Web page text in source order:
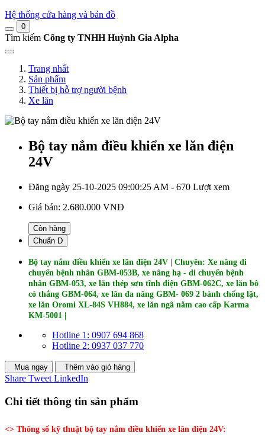
Hệ thống cửa hàng và bản đồ
0
Tìm kiếm Công ty TNHH Huỳnh Gia Alpha
Trang nhất
Sản phẩm
Thiết bị hỗ trợ người bệnh
Xe lăn
Bộ tay nắm điều khiển xe lăn điện
24V
Đăng ngày 25-10-2025 09:00:25 AM - 670 Lượt xem
Giá bán: 2.680.000 VNĐ
Còn hàng
Chuẩn D
Bộ tay nắm điều khiển xe lăn điện 24V | Chuyên: Xe nâng di
chuyển bệnh nhân GBM-053B, xe nâng hạ - di chuyển bệnh
nhân GBM-053, xe lăn thép sơn tĩnh điện GBM-062C, xe lăn bô
có thắng GBM-064, xe lăn đa năng GBM- 069 2 bánh chống lật,
xe lăn Oromi XL-84S VH884​​, xe lăn ngã nằm cao cấp Karma
KM-5001 |
Hotline 1: 0907 694 868
Hotline 2: 0937 037 770
Mua ngay Thêm vào giỏ hàng
Share Tweet LinkedIn
Chi tiết thông tin sản phẩm
<> Thông số kỹ thuật bộ tay nắm điều khiển xe lăn điện 24V: